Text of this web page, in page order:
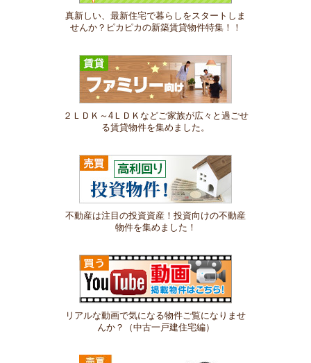
真新しい、最新住宅で暮らしをスタートしま
せんか？ピカピカの新築賃貸物件特集！！
２ＬＤＫ～4ＬＤＫなどご家族が広々と過ごせ
る賃貸物件を集めました。
不動産は注目の投資資産！投資向けの不動産
物件を集めました！
リアルな動画で気になる物件ご覧になりませ
んか？（中古一戸建住宅編）